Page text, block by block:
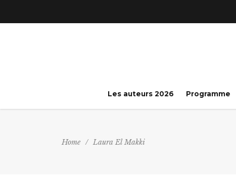
Les auteurs 2026 Programme
Home / Laura El Makki